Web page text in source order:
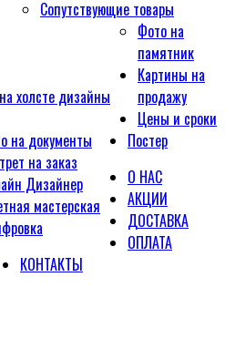
холсте дизайны
на документы
на заказ
Дизайнер
мастерская
Сопутствующие товары
Фото на
памятник
Картины на
продажу
Цены и сроки
Постер
О НАС
АКЦИИ
ДОСТАВКА
ОПЛАТА
КОНТАКТЫ